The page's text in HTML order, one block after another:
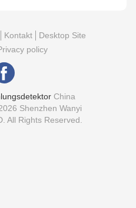
Kontakt
Desktop Site
policy
China
Shenzhen Wanyi
All Rights Reserved.